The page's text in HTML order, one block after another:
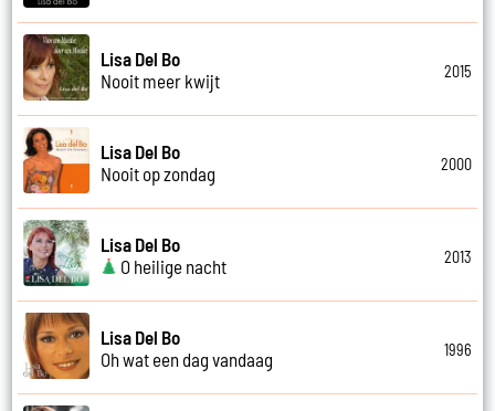
Lisa Del Bo
Nooit meer kwijt
2015
Lisa Del Bo
Nooit op zondag
2000
Lisa Del Bo
O heilige nacht
2013
Lisa Del Bo
Oh wat een dag vandaag
1996